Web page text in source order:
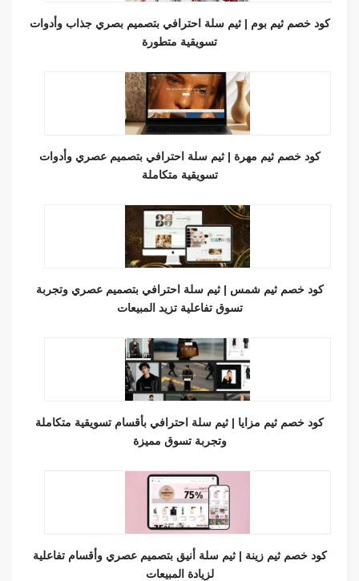
كود خصم ثيم بوم | ثيم سلة احترافي بتصميم بصري جذاب وأدوات
تسويقية متطورة
كود خصم ثيم مهرة | ثيم سلة احترافي بتصميم عصري وأدوات
تسويقية متكاملة
كود خصم ثيم شمس | ثيم سلة احترافي بتصميم عصري وتجربة
تسوق تفاعلية تزيد المبيعات
كود خصم ثيم مزايا | ثيم سلة احترافي بأقسام تسويقية متكاملة
وتجربة تسوق مميزة
كود خصم ثيم زينة | ثيم سلة أنيق بتصميم عصري وأقسام تفاعلية
لزيادة المبيعات